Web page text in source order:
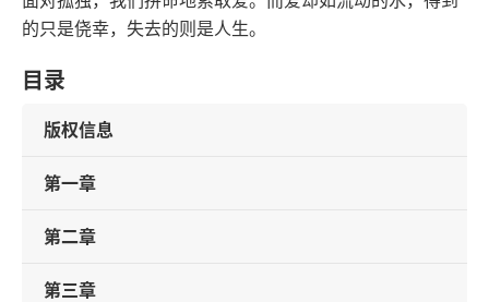
的只是侥幸，失去的则是人生。
目录
版权信息
第一章
第二章
第三章